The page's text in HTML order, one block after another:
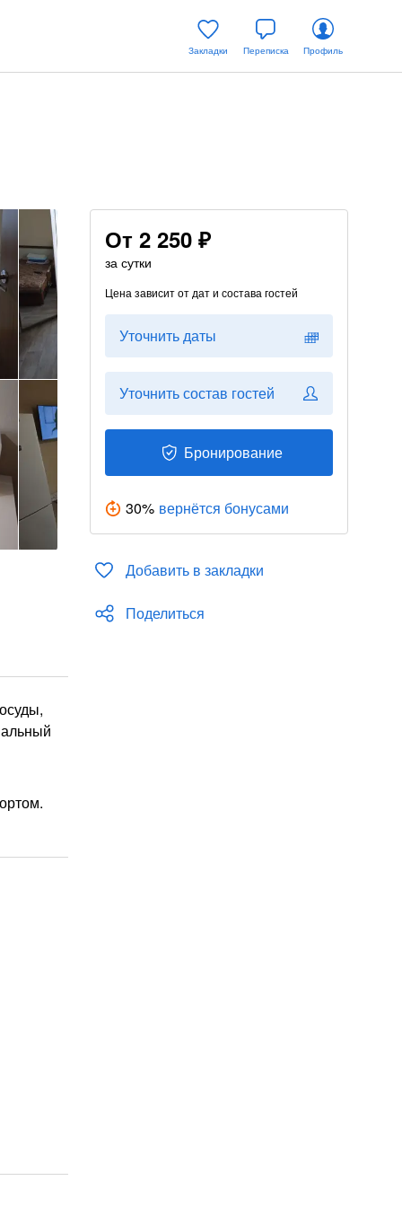
Закладки Переписка Профиль
От 2 250 ₽
за сутки
Цена зависит от дат и состава гостей
Уточнить даты
Уточнить состав гостей
Бронирование
30% вернётся бонусами
Добавить в закладки
Поделиться